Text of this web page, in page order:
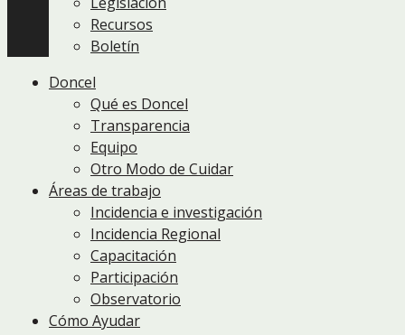
Recursos
Boletín
Doncel
Qué es Doncel
Transparencia
Equipo
Otro Modo de Cuidar
Áreas de trabajo
Incidencia e investigación
Incidencia Regional
Capacitación
Participación
Observatorio
Cómo Ayudar